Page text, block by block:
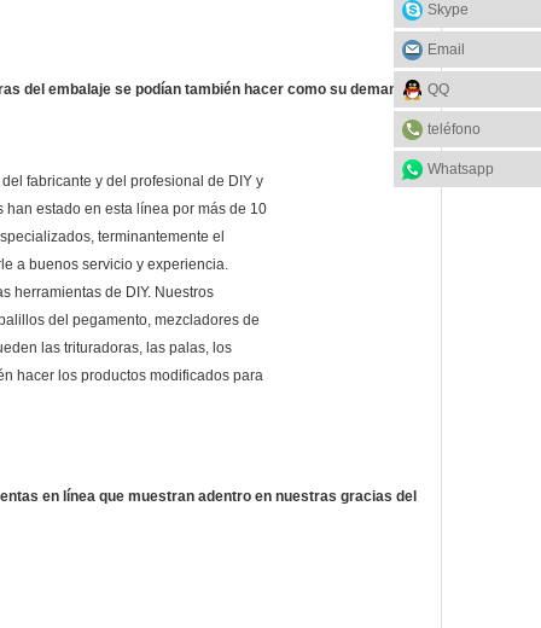
del embalaje se podían también hacer como su demanda.
fabricante y del profesional de DIY y
estado en esta línea por más de 10
terminantemente el
a buenos servicio y experiencia.
herramientas de DIY. Nuestros
del pegamento, mezcladores de
las trituradoras, las palas, los
hacer los productos modificados para
en línea que muestran adentro en nuestras gracias del
Skype
Email
QQ
teléfono
Whatsapp